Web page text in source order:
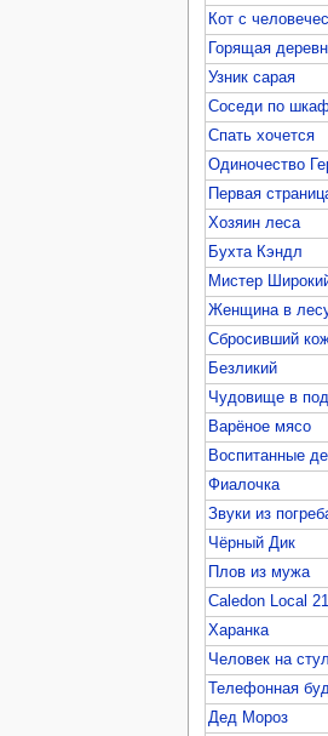
Кот с
Горящая
Узник сарая
Соседи по
Спать хочется
Одиночество
Первая
Хозяин леса
Бухта Кэндл
Мистер
Женщина в
Сбросивший
Безликий
Чудовище в
Варёное мясо
Воспитанные
Фиалочка
Звуки из
Чёрный Дик
Плов из мужа
Caledon Local 21
Харанка
Человек на
Телефонная
Дед Мороз